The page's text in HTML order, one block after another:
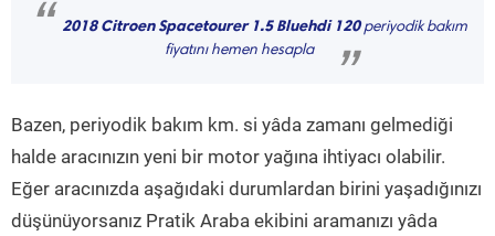
“ 2018 Citroen Spacetourer 1.5 Bluehdi 120periyodik bakım
fiyatını hemen hesapla
”
Bazen, periyodik bakım km. si yâda zamanı gelmediği
halde aracınızın yeni bir motor yağına ihtiyacı olabilir.
Eğer aracınızda aşağıdaki durumlardan birini yaşadığınızı
düşünüyorsanız Pratik Araba ekibini aramanızı yâda